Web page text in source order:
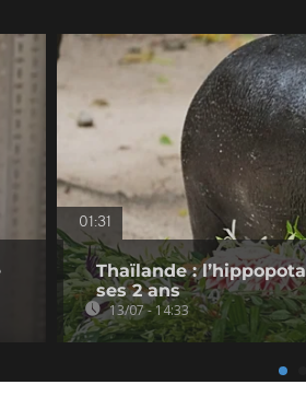
01:31
Thaïlande :
ses 2 ans
13/07 - 14:33